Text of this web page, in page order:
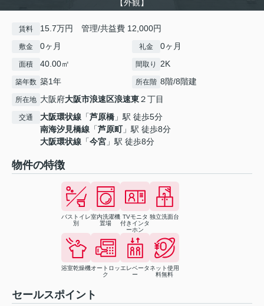
【外観】
賃料 15.7万円 管理/共益費 12,000円
敷金 0ヶ月 礼金 0ヶ月
面積 40.00㎡ 間取り 2K
築年数 築1年 所在階 8階/8階建
所在地 大阪府大阪市浪速区浪速東２丁目
交通 大阪環状線 「芦原橋 」駅 徒歩5分
南海汐見橋線 「芦原町」駅 徒歩8分
大阪環状線 「今宮 」駅 徒歩8分
物件の特徴
バストイレ
別
室内洗濯機
置場
TVモニタ
付きインタ
ーホン
独立洗面台
浴室乾燥機オートロッ
ク
エレベータ
ー
ネット使用
料無料
セールスポイント